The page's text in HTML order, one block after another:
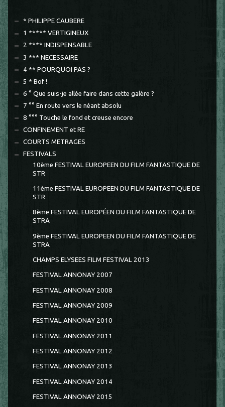
* PHILIPPE CAUBERE
1 ***** VERTIGINEUX
2 **** INDISPENSABLE
3 *** NECESSAIRE
4 ** POURQUOI PAS ?
5 * Bof !
6 ° Que suis-je allée faire dans cette galère ?
7 °° En route vers le néant absolu
8 °°° Touche le fond et creuse encore
CONFINEMENT et RE
COURTS METRAGES
FESTIVALS
10ème FESTIVAL EUROPEEN DU FILM FANTASTIQUE DE
STR
11ème FESTIVAL EUROPEEN DU FILM FANTASTIQUE DE
STR
8ème FESTIVAL EUROPÉEN DU FILM FANTASTIQUE DE
STRA
9ème FESTIVAL EUROPEEN DU FILM FANTASTIQUE DE
STRA
CHAMPS ELYSEES FILM FESTIVAL 2013
FESTIVAL ANNONAY 2007
FESTIVAL ANNONAY 2008
FESTIVAL ANNONAY 2009
FESTIVAL ANNONAY 2010
FESTIVAL ANNONAY 2011
FESTIVAL ANNONAY 2012
FESTIVAL ANNONAY 2013
FESTIVAL ANNONAY 2014
FESTIVAL ANNONAY 2015